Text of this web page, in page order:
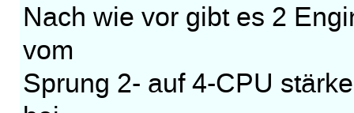
Nach wie vor gibt es 2
vom
Sprung 2- auf 4-CPU